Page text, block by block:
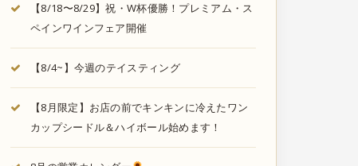
【8/18〜8/29】祝・W杯優勝！プレミアム・ス
ペインワインフェア開催
【8/4~】今週のテイスティング
【8月限定】お店の前でキンキンに冷えたワン
カップシードル＆ハイボール始めます！